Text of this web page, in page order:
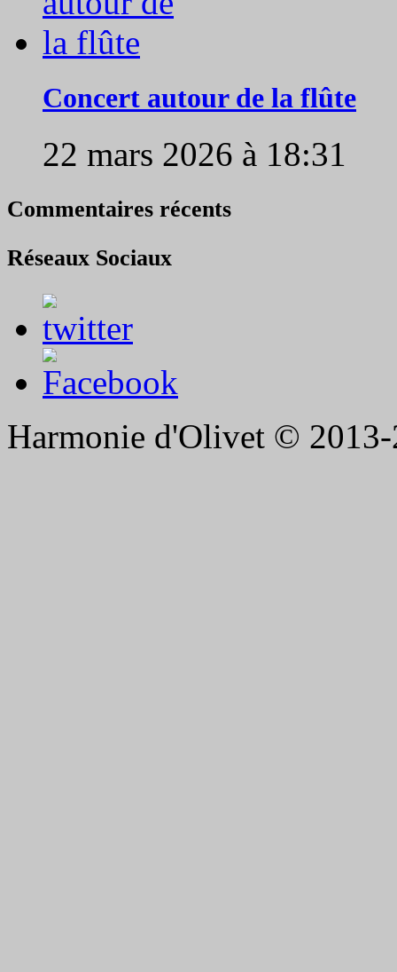
Concert autour de la flûte
22 mars 2026 à 18:31
Commentaires récents
Réseaux Sociaux
Harmonie d'Olivet © 2013-